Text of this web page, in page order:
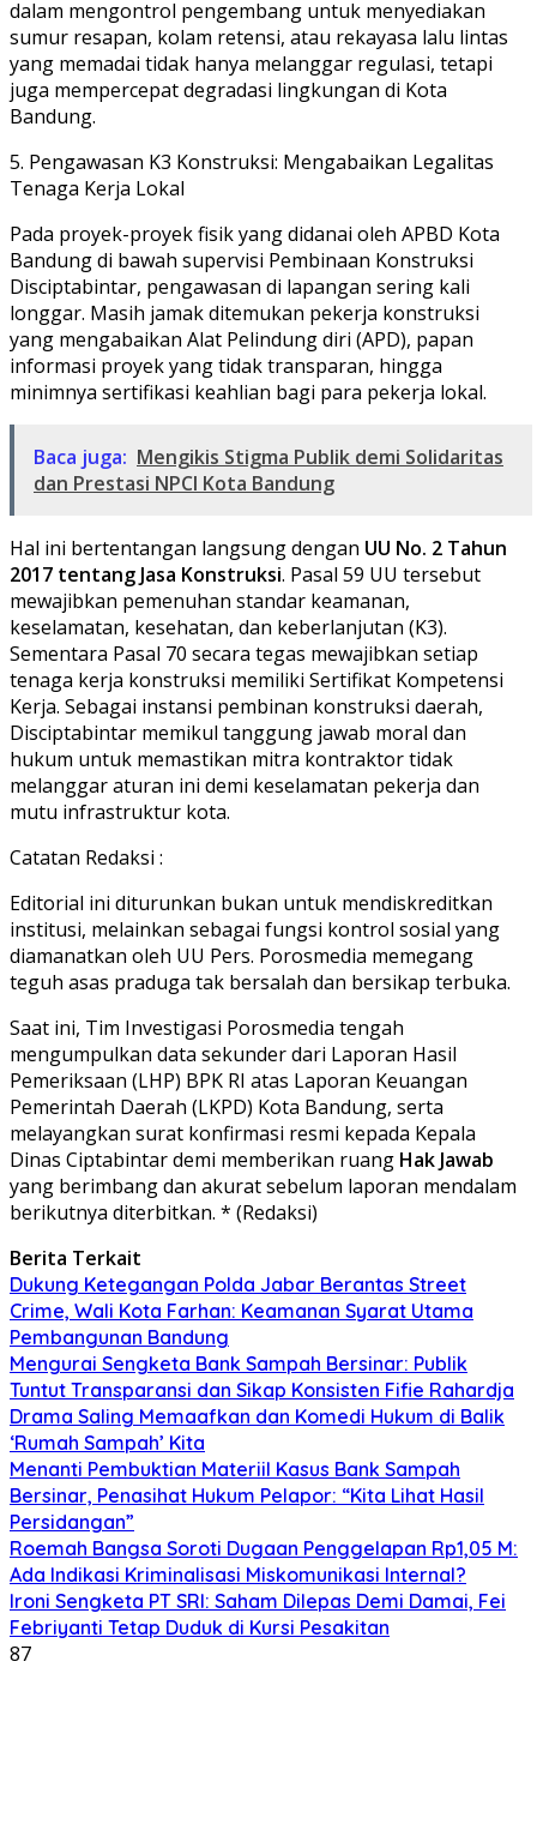
dalam mengontrol pengembang untuk menyediakan
sumur resapan, kolam retensi, atau rekayasa lalu lintas
yang memadai tidak hanya melanggar regulasi, tetapi
juga mempercepat degradasi lingkungan di Kota
Bandung.
​5. Pengawasan K3 Konstruksi: Mengabaikan Legalitas
Tenaga Kerja Lokal
​Pada proyek-proyek fisik yang didanai oleh APBD Kota
Bandung di bawah supervisi Pembinaan Konstruksi
Disciptabintar, pengawasan di lapangan sering kali
longgar. Masih jamak ditemukan pekerja konstruksi
yang mengabaikan Alat Pelindung diri (APD), papan
informasi proyek yang tidak transparan, hingga
minimnya sertifikasi keahlian bagi para pekerja lokal.
Baca juga: Mengikis Stigma Publik demi Solidaritas
dan Prestasi NPCI Kota Bandung
​Hal ini bertentangan langsung dengan UU No. 2 Tahun
2017 tentang Jasa Konstruksi. Pasal 59 UU tersebut
mewajibkan pemenuhan standar keamanan,
keselamatan, kesehatan, dan keberlanjutan (K3).
Sementara Pasal 70 secara tegas mewajibkan setiap
tenaga kerja konstruksi memiliki Sertifikat Kompetensi
Kerja. Sebagai instansi pembinan konstruksi daerah,
Disciptabintar memikul tanggung jawab moral dan
hukum untuk memastikan mitra kontraktor tidak
melanggar aturan ini demi keselamatan pekerja dan
mutu infrastruktur kota.
​Catatan Redaksi :
​Editorial ini diturunkan bukan untuk mendiskreditkan
institusi, melainkan sebagai fungsi kontrol sosial yang
diamanatkan oleh UU Pers. Porosmedia memegang
teguh asas praduga tak bersalah dan bersikap terbuka.
​Saat ini, Tim Investigasi Porosmedia tengah
mengumpulkan data sekunder dari Laporan Hasil
Pemeriksaan (LHP) BPK RI atas Laporan Keuangan
Pemerintah Daerah (LKPD) Kota Bandung, serta
melayangkan surat konfirmasi resmi kepada Kepala
Dinas Ciptabintar demi memberikan ruang Hak Jawab
yang berimbang dan akurat sebelum laporan mendalam
berikutnya diterbitkan. * (Redaksi)
Berita Terkait
Dukung Ketegangan Polda Jabar Berantas Street
Crime, Wali Kota Farhan: Keamanan Syarat Utama
Pembangunan Bandung
Mengurai Sengketa Bank Sampah Bersinar: Publik
Tuntut Transparansi dan Sikap Konsisten Fifie Rahardja
Drama Saling Memaafkan dan Komedi Hukum di Balik
‘Rumah Sampah’ Kita
Menanti Pembuktian Materiil Kasus Bank Sampah
Bersinar, Penasihat Hukum Pelapor: “Kita Lihat Hasil
Persidangan”
Roemah Bangsa Soroti Dugaan Penggelapan Rp1,05 M:
Ada Indikasi Kriminalisasi Miskomunikasi Internal?
Ironi Sengketa PT SRI: Saham Dilepas Demi Damai, Fei
Febriyanti Tetap Duduk di Kursi Pesakitan
87